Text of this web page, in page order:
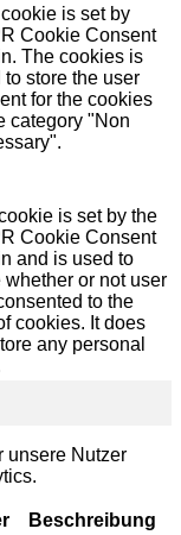
is set by
Cookie Consent
The cookies is
to store the user
for the cookies
category "Non
is set by the
Cookie Consent
and is used to
whether or not user
to the
cookies. It does
any personal
unsere Nutzer
Beschreibung